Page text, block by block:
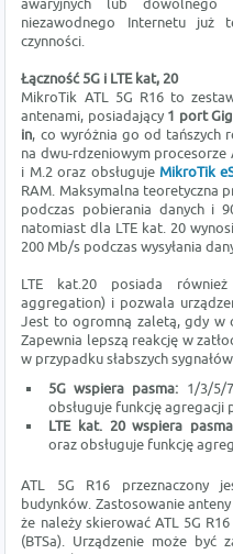
awaryjnych lub dowolnego
niezawodnego Internetu już
czynności.
Łączność 5G i LTE kat, 20
MikroTik ATL 5G R16 to
antenami, posiadający 1 port
in, co wyróżnia go od tańszych
na dwu-rdzeniowym procesorze
i M.2 oraz obsługuje MikroTik
RAM. Maksymalna teoretyczna
podczas pobierania danych i
natomiast dla LTE kat. 20
200 Mb/s podczas wysyłania
LTE kat.20 posiada
aggregation) i pozwala
Jest to ogromną zaletą, gdy w
Zapewnia lepszą reakcję w
w przypadku słabszych
5G wspiera pasma: 1/3/5/
obsługuje funkcję
LTE kat. 20 wspiera
oraz obsługuje funkcję
ATL 5G R16 przeznaczony
budynków. Zastosowanie
że należy skierować ATL 5G
(BTSa). Urządzenie może być